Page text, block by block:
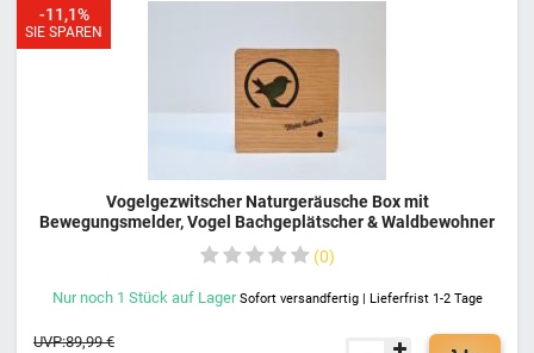
Vogelgezwitscher Naturgeräusche Box mit
Bewegungsmelder, Vogel Bachgeplätscher & Waldbewohner
Gesang, Designer Stück aus Vollholz Eiche, 100% Made in
Germany
0
Nur noch 1 Stück auf Lager Sofort versandfertig | Lieferfrist 1-2 Tage
UVP:89,99 €
SIE SPAREN
-11,1%